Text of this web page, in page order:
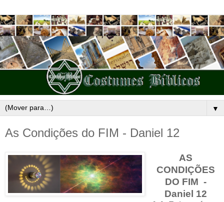
▼
As Condições do FIM - Daniel 12
AS
CONDIÇÕES
DO FIM -
Daniel 12